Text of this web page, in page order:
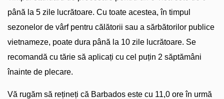
până la 5 zile lucrătoare. Cu toate acestea, în timpul
sezonelor de vârf pentru călătorii sau a sărbătorilor publice
vietnameze, poate dura până la 10 zile lucrătoare. Se
recomandă cu tărie să aplicați cu cel puțin 2 săptămâni
înainte de plecare.
Vă rugăm să rețineți că Barbados este cu 11,0 ore în urmă